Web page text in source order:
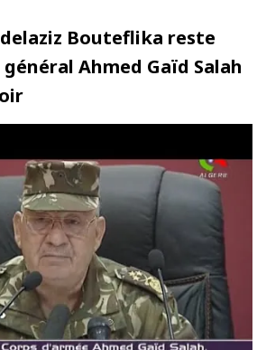
Bouteflika reste
Ahmed Gaïd Salah